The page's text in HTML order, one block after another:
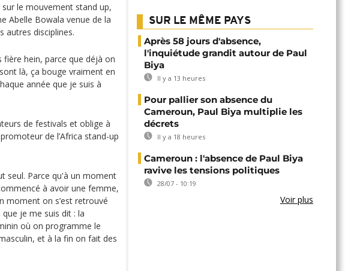
le mouvement stand up,
Abelle Bowala venue de la
autres disciplines.
fière hein, parce que déjà on
là, ça bouge vraiment en
année que je suis à
de festivals et oblige à
de l’Africa stand-up
seul. Parce qu'à un moment
à avoir une femme,
moment on s’est retrouvé
je me suis dit : la
où on programme le
et à la fin on fait des
SUR LE MÊME PAYS
Après 58 jours d'absence,
l'inquiétude grandit autour de Paul
Biya
Il y a 13 heures
Pour pallier son absence du
Cameroun, Paul Biya multiplie les
décrets
Il y a 18 heures
Cameroun : l'absence de Paul Biya
ravive les tensions politiques
28/07 - 10:19
Voir plus